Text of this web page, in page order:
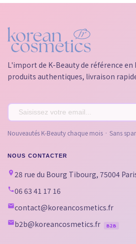
L'import de K-Beauty de référence en
produits authentiques, livraison
Nouveautés K-Beauty chaque mois · Sans
NOUS CONTACTER
28 rue du Bourg Tibourg, 75004
06 63 41 17 16
contact@koreancosmetics.fr
b2b@koreancosmetics.fr
B2B